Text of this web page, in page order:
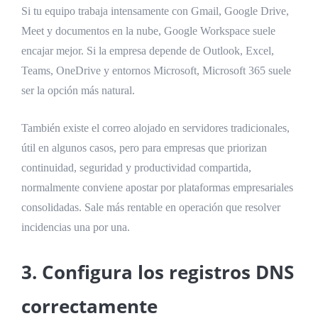
Si tu equipo trabaja intensamente con Gmail, Google Drive,
Meet y documentos en la nube, Google Workspace suele
encajar mejor. Si la empresa depende de Outlook, Excel,
Teams, OneDrive y entornos Microsoft, Microsoft 365 suele
ser la opción más natural.
También existe el correo alojado en servidores tradicionales,
útil en algunos casos, pero para empresas que priorizan
continuidad, seguridad y productividad compartida,
normalmente conviene apostar por plataformas empresariales
consolidadas. Sale más rentable en operación que resolver
incidencias una por una.
3. Configura los registros DNS
correctamente